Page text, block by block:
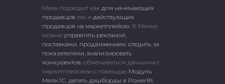
Маяк подходит как для начинающих
продавцов так и действующих
продавцов на маркетплейсах. В Маяке
можно управлять рекламой,
поставками, продвижением, следить за
показателями, анализировать
конкурентов, обмениваться данными с
маркетплейсами c помощью Модуль
Маяк.1С, делать дашборды в PowerBI,